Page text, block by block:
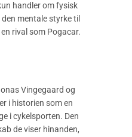
handler om fysisk
mentale styrke til
rival som Pogacar.
Vingegaard og
i historien som en
i cykelsporten. Den
de viser hinanden,